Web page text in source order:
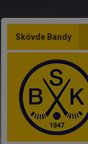
Skövde Bandy